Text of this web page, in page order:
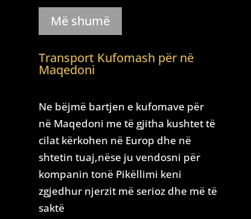
Më shumë
Transport Kufomash për në
Maqedoni
Ne bëjmë bartjen e kufomave për
në Maqedoni me të gjitha kushtet të
cilat kërkohen në Europ dhe në
shtetin tuaj,nëse ju vendosni për
kompanin tonë Pikëllimi keni
zgjedhur njerzit më serioz dhe më të
saktë